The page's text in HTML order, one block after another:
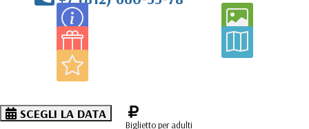
SCEGLI LA DATA
Biglietto per adulti